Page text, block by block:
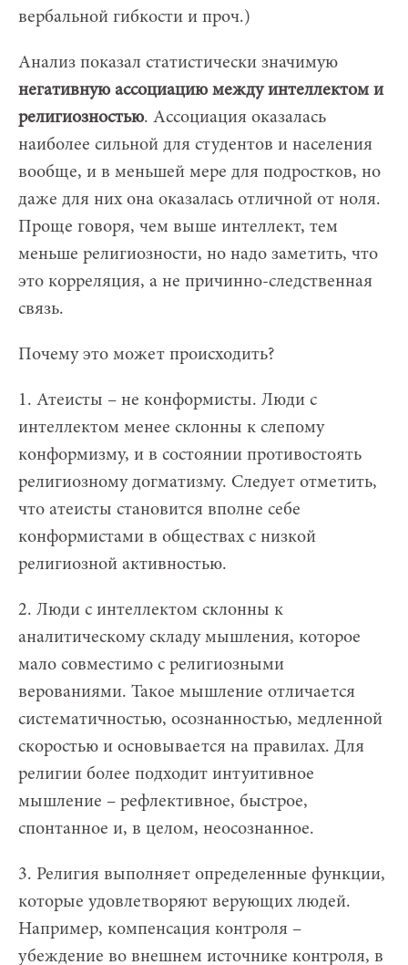
вербальной гибкости и проч.)
Анализ показал статистически значимую
негативную ассоциацию между интеллектом и
религиозностью. Ассоциация оказалась
наиболее сильной для студентов и населения
вообще, и в меньшей мере для подростков, но
даже для них она оказалась отличной от ноля.
Проще говоря, чем выше интеллект, тем
меньше религиозности, но надо заметить, что
это корреляция, а не причинно-следственная
связь.
Почему это может происходить?
1. Атеисты – не конформисты. Люди с
интеллектом менее склонны к слепому
конформизму, и в состоянии противостоять
религиозному догматизму. Следует отметить,
что атеисты становится вполне себе
конформистами в обществах с низкой
религиозной активностью.
2. Люди с интеллектом склонны к
аналитическому складу мышления, которое
мало совместимо с религиозными
верованиями. Такое мышление отличается
систематичностью, осознанностью, медленной
скоростью и основывается на правилах. Для
религии более подходит интуитивное
мышление – рефлективное, быстрое,
спонтанное и, в целом, неосознанное.
3. Религия выполняет определенные функции,
которые удовлетворяют верующих людей.
Например, компенсация контроля –
убеждение во внешнем источнике контроля, в